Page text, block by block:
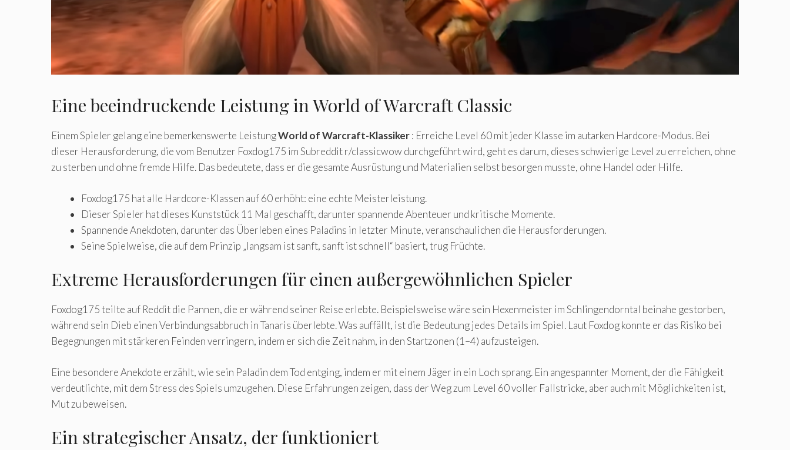
Eine beeindruckende Leistung in World of Warcraft Classic
Einem Spieler gelang eine bemerkenswerte LeistungWorld of Warcraft-Klassiker: Erreiche Level 60 mit jeder Klasse im autarken Hardcore-Modus. Bei
dieser Herausforderung, die vom Benutzer Foxdog175 im Subreddit r/classicwow durchgeführt wird, geht es darum, dieses schwierige Level zu erreichen, ohne
zu sterben und ohne fremde Hilfe. Das bedeutete, dass er die gesamte Ausrüstung und Materialien selbst besorgen musste, ohne Handel oder Hilfe.
Foxdog175 hat alle Hardcore-Klassen auf 60 erhöht: eine echte Meisterleistung.
Dieser Spieler hat dieses Kunststück 11 Mal geschafft, darunter spannende Abenteuer und kritische Momente.
Spannende Anekdoten, darunter das Überleben eines Paladins in letzter Minute, veranschaulichen die Herausforderungen.
Seine Spielweise, die auf dem Prinzip „langsam ist sanft, sanft ist schnell“ basiert, trug Früchte.
Extreme Herausforderungen für einen außergewöhnlichen Spieler
Foxdog175 teilte auf Reddit die Pannen, die er während seiner Reise erlebte. Beispielsweise wäre sein Hexenmeister im Schlingendorntal beinahe gestorben,
während sein Dieb einen Verbindungsabbruch in Tanaris überlebte. Was auffällt, ist die Bedeutung jedes Details im Spiel. Laut Foxdog konnte er das Risiko bei
Begegnungen mit stärkeren Feinden verringern, indem er sich die Zeit nahm, in den Startzonen (1–4) aufzusteigen.
Eine besondere Anekdote erzählt, wie sein Paladin dem Tod entging, indem er mit einem Jäger in ein Loch sprang. Ein angespannter Moment, der die Fähigkeit
verdeutlichte, mit dem Stress des Spiels umzugehen. Diese Erfahrungen zeigen, dass der Weg zum Level 60 voller Fallstricke, aber auch mit Möglichkeiten ist,
Mut zu beweisen.
Ein strategischer Ansatz, der funktioniert